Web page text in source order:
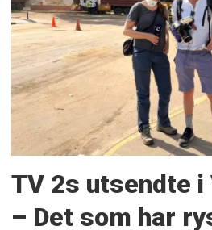
TV 2s utsendte i
– Det som har